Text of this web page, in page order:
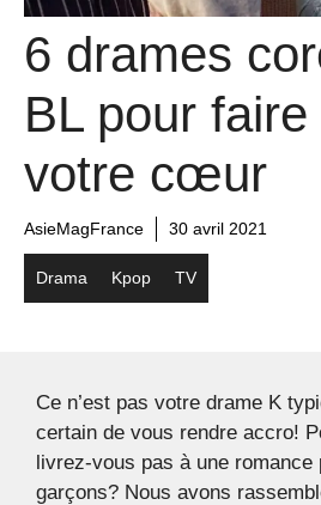
6 drames
BL pour
votre cœur
AsieMagFrance 30 avril 2021
Drama Kpop TV
Ce n’est pas votre drame K
certain de vous rendre accro!
livrez-vous pas à une romance
garçons? Nous avons